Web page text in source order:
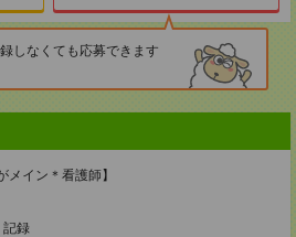
しなくても応募できます
メイン＊看護師】
記録